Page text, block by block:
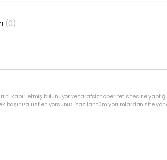
(0)
kabul etmiş bulunuyor ve tarafsizhaber.net sitesine
başınıza üstleniyorsunuz. Yazılan tüm yorumlardan site